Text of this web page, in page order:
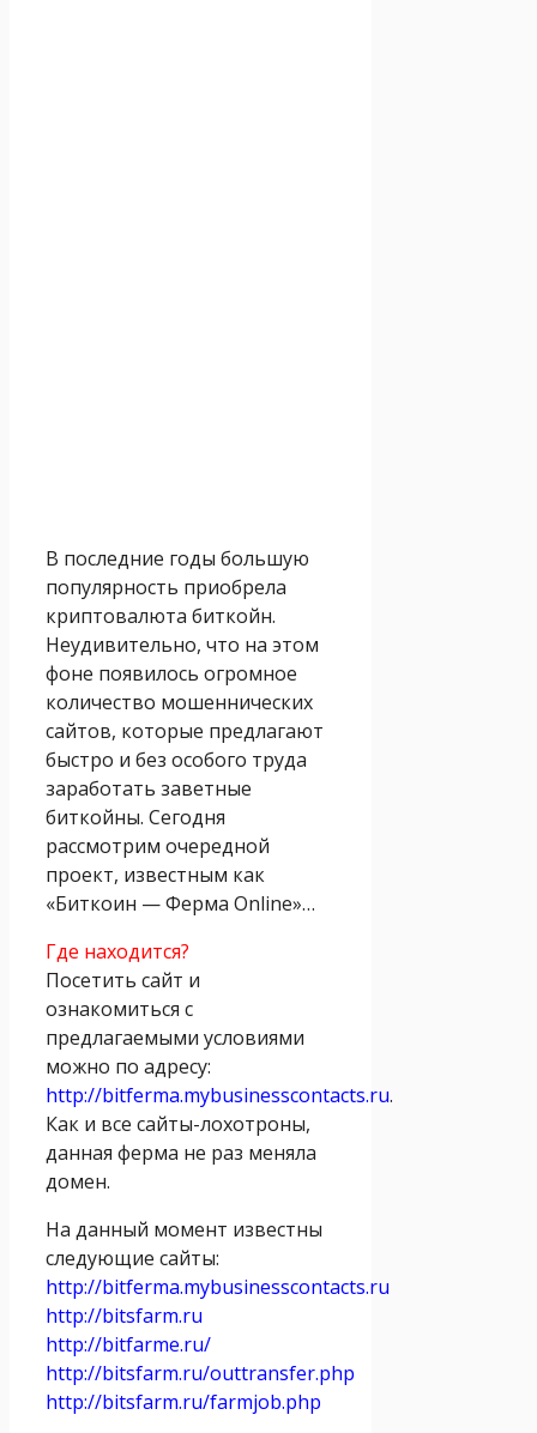
В последние годы большую
популярность приобрела
криптовалюта биткойн.
Неудивительно, что на этом
фоне появилось огромное
количество мошеннических
сайтов, которые предлагают
быстро и без особого труда
заработать заветные
биткойны. Сегодня
рассмотрим очередной
проект, известным как
«Биткоин — Ферма Online»…
Где находится?
Посетить сайт и
ознакомиться с
предлагаемыми условиями
можно по адресу:
http://bitferma.mybusinesscontacts.ru.
Как и все сайты-лохотроны,
данная ферма не раз меняла
домен.
На данный момент известны
следующие сайты:
http://bitferma.mybusinesscontacts.ru
http://bitsfarm.ru
http://bitfarme.ru/
http://bitsfarm.ru/outtransfer.php
http://bitsfarm.ru/farmjob.php